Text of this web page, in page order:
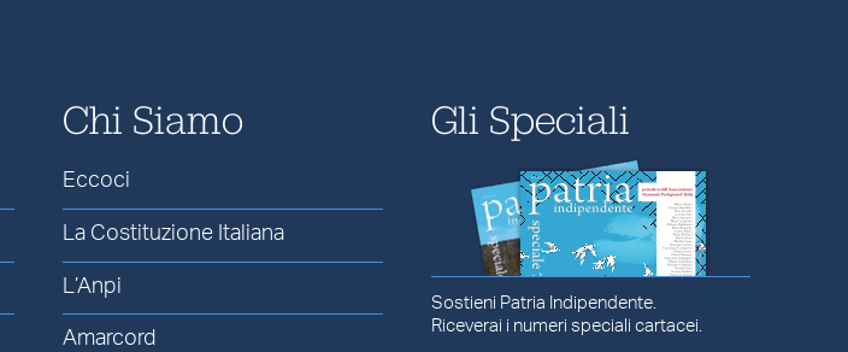
Chi Siamo
Eccoci
La Costituzione Italiana
L’Anpi
Amarcord
Gli Speciali
Sostieni Patria Indipendente.
Riceverai i numeri speciali cartacei.